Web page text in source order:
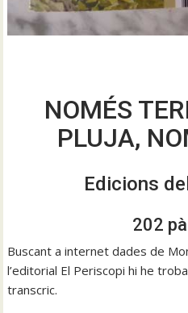
NOMÉS
PLUJA,
Edicions
202
Buscant a internet dades de
l’editorial El Periscopi hi he
transcric.